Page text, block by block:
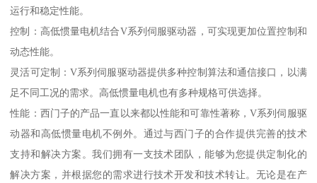
运行和稳定性能。
控制：高低惯量电机结合V系列伺服驱动器，可实现更加位置控制和
动态性能。
灵活可定制：V系列伺服驱动器提供多种控制算法和通信接口，以满
足不同工况的需求。高低惯量电机也有多种规格可供选择。
性能：西门子的产品一直以来都以性能和可靠性著称，V系列伺服驱
动器和高低惯量电机不例外。通过与西门子的合作提供完善的技术
支持和解决方案。我们拥有一支技术团队，能够为您提供定制化的
解决方案，并根据您的需求进行技术开发和技术转让。无论是在产